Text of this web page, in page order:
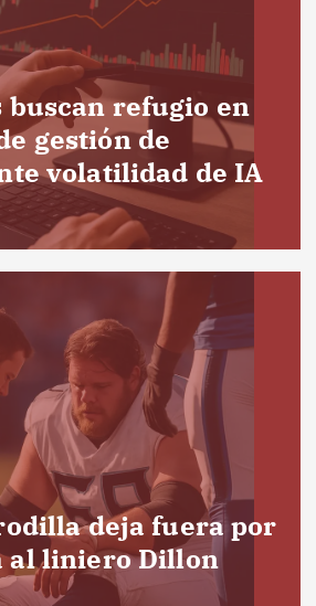
refugio en
gestión de
volatilidad de IA
deja fuera por
al liniero Dillon